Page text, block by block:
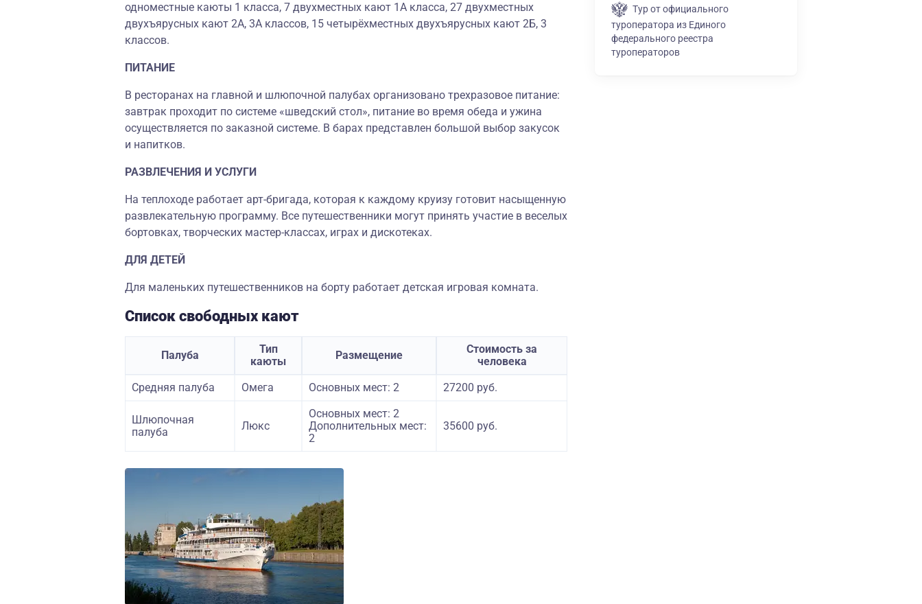
одноместные каюты 1 класса, 7 двухместных кают 1А класса, 27 двухместных
двухъярусных кают 2А, 3А классов, 15 четырёхместных двухъярусных кают 2Б, 3
классов.
ПИТАНИЕ
В ресторанах на главной и шлюпочной палубах организовано трехразовое питание:
завтрак проходит по системе «шведский стол», питание во время обеда и ужина
осуществляется по заказной системе. В барах представлен большой выбор закусок
и напитков.
РАЗВЛЕЧЕНИЯ И УСЛУГИ
На теплоходе работает арт-бригада, которая к каждому круизу готовит насыщенную
развлекательную программу. Все путешественники могут принять участие в веселых
бортовках, творческих мастер-классах, играх и дискотеках.
ДЛЯ ДЕТЕЙ
Для маленьких путешественников на борту работает детская игровая комната.
Список свободных кают
Палуба
Тип
каюты
Размещение
Стоимость за
человека
Средняя палуба
Омега Основных мест: 2 27200 руб.
Шлюпочная
палуба
Люкс
Основных мест: 2
Дополнительных мест:
2
35600 руб.
Тур от официального
туроператора из Единого
федерального реестра
туроператоров